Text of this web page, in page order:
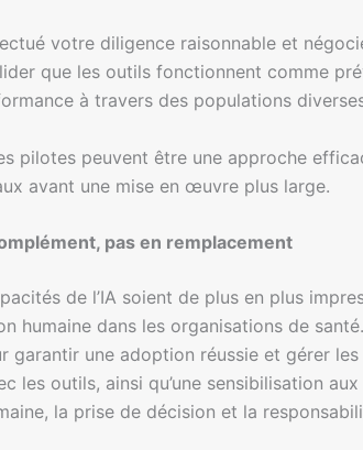
votre diligence raisonnable et
que les outils fonctionnent comme
à travers des populations
pilotes peuvent être une approche
avant une mise en œuvre plus large.
pas en remplacement
de l’IA soient de plus en plus
humaine dans les organisations de
garantir une adoption réussie et gérer
les outils, ainsi qu’une sensibilisation
la prise de décision et la